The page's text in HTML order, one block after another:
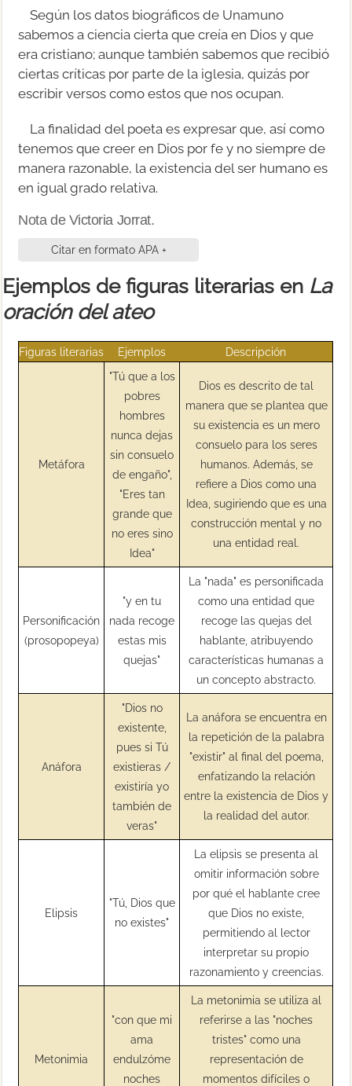
Según los datos biográficos de Unamuno
sabemos a ciencia cierta que creía en Dios y que
era cristiano; aunque también sabemos que recibió
ciertas críticas por parte de la iglesia, quizás por
escribir versos como estos que nos ocupan.
La finalidad del poeta es expresar que, así como
tenemos que creer en Dios por fe y no siempre de
manera razonable, la existencia del ser humano es
en igual grado relativa.
Nota de Victoria Jorrat.
Citar en formato APA +
Ejemplos de figuras literarias en La
oración del ateo
Figuras literarias Ejemplos Descripción
Metáfora
"Tú que a los
pobres
hombres
nunca dejas
sin consuelo
de engaño",
"Eres tan
grande que
no eres sino
Idea"
Dios es descrito de tal
manera que se plantea que
su existencia es un mero
consuelo para los seres
humanos. Además, se
refiere a Dios como una
Idea, sugiriendo que es una
construcción mental y no
una entidad real.
Personificación
(prosopopeya)
"y en tu
nada recoge
estas mis
quejas"
La "nada" es personificada
como una entidad que
recoge las quejas del
hablante, atribuyendo
características humanas a
un concepto abstracto.
Anáfora
"Dios no
existente,
pues si Tú
existieras /
existiría yo
también de
veras"
La anáfora se encuentra en
la repetición de la palabra
"existir" al final del poema,
enfatizando la relación
entre la existencia de Dios y
la realidad del autor.
Elipsis
"Tú, Dios que
no existes"
La elipsis se presenta al
omitir información sobre
por qué el hablante cree
que Dios no existe,
permitiendo al lector
interpretar su propio
razonamiento y creencias.
Metonimia
"con que mi
ama
endulzóme
noches
La metonimia se utiliza al
referirse a las "noches
tristes" como una
representación de
momentos difíciles o